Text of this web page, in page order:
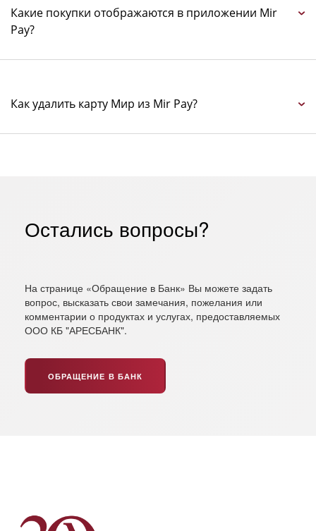
Какие покупки отображаются в приложении Mir
Pay?
Как удалить карту Мир из Mir Pay?
Остались вопросы?
На странице «Обращение в Банк» Вы можете задать
вопрос, высказать свои замечания, пожелания или
комментарии о продуктах и услугах, предоставляемых
ООО КБ "АРЕСБАНК".
ОБРАЩЕНИЕ В БАНК